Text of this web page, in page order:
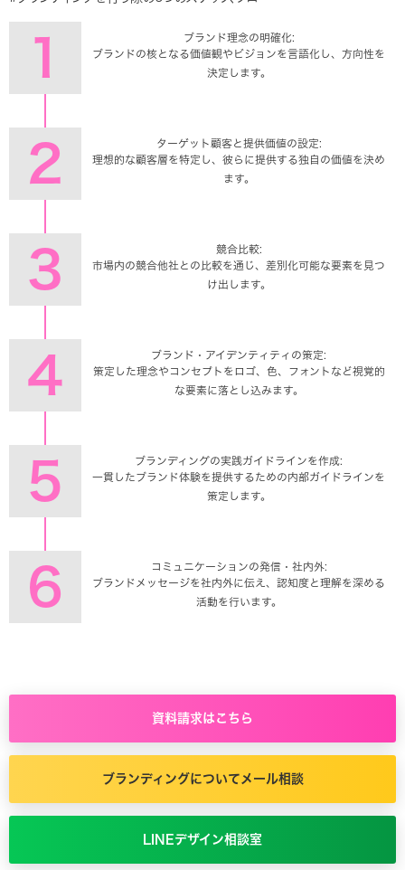
1
ブランド理念の明確化:
ブランドの核となる価値観やビジョンを言語化し、方向性を
決定します。
2
ターゲット顧客と提供価値の設定:
理想的な顧客層を特定し、彼らに提供する独自の価値を決め
ます。
3
競合比較:
市場内の競合他社との比較を通じ、差別化可能な要素を見つ
け出します。
4
ブランド・アイデンティティの策定:
策定した理念やコンセプトをロゴ、色、フォントなど視覚的
な要素に落とし込みます。
5
ブランディングの実践ガイドラインを作成:
一貫したブランド体験を提供するための内部ガイドラインを
策定します。
6
コミュニケーションの発信・社内外:
ブランドメッセージを社内外に伝え、認知度と理解を深める
活動を行います。
資料請求はこちら
ブランディングについてメール相談
LINEデザイン相談室